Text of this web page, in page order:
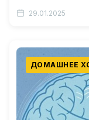
мультфильмов на…
29.01.2025
ДОМАШНЕЕ